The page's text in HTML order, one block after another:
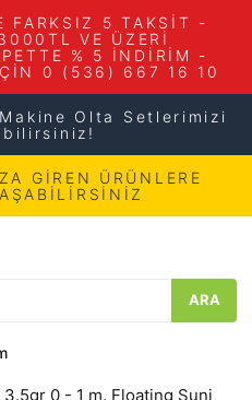
FARKSIZ 5 TAKSİT -
VE ÜZERİ
% 5 İNDİRİM -
0 (536) 667 16 10
Olta Setlerimizi
GİREN ÜRÜNLERE
ARA